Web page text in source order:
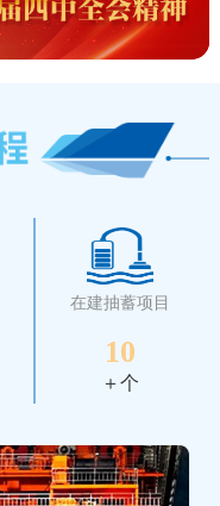
在建抽蓄项目
10
＋个